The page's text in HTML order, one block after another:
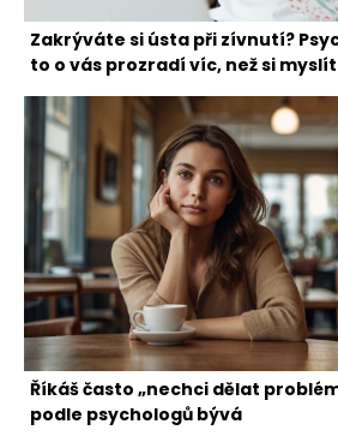
Zakrýváte si ústa při zívnutí?
to o vás prozradí víc, než si
Říkáš často „nechci dělat
podle psychologů bývá